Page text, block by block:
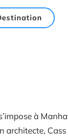
à
architecte,